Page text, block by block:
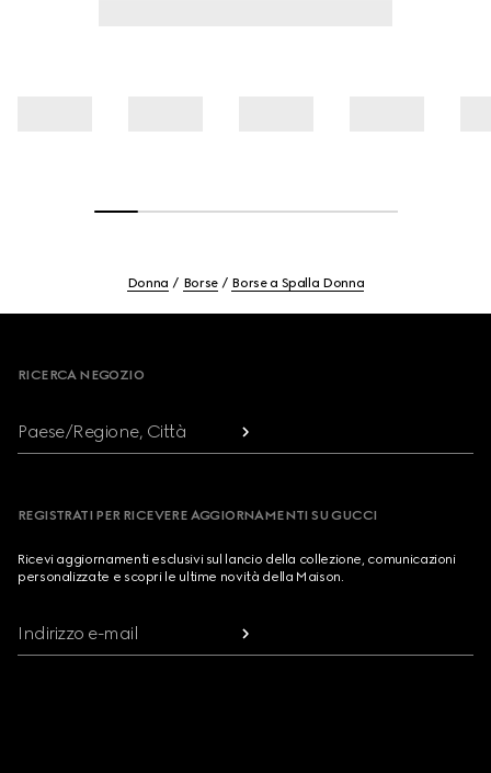
Donna Borse Borse a Spalla Donna
RICERCA NEGOZIO
Paese/Regione, Città
REGISTRATI PER RICEVERE AGGIORNAMENTI SU GUCCI
Ricevi aggiornamenti esclusivi sul lancio della collezione, comunicazioni
personalizzate e scopri le ultime novità della Maison.
Indirizzo e-mail